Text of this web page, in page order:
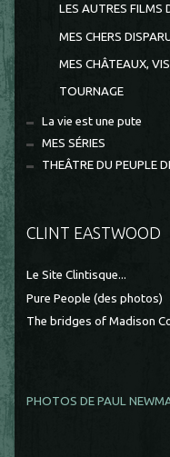
LES AUTRES FILMS
MES CHERS
MES CHÂTEAUX,
TOURNAGE
La vie est une pute
MES SÉRIES
THEÂTRE DU PEUPLE
CLINT EASTWOOD
Le Site Clintisque...
Pure People (des photos)
The bridges of Madison
PHOTOS DE PAUL